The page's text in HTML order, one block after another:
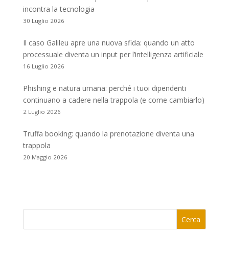
incontra la tecnologia
30 Luglio 2026
Il caso Galileu apre una nuova sfida: quando un atto
processuale diventa un input per l’intelligenza artificiale
16 Luglio 2026
Phishing e natura umana: perché i tuoi dipendenti
continuano a cadere nella trappola (e come cambiarlo)
2 Luglio 2026
Truffa booking: quando la prenotazione diventa una
trappola
20 Maggio 2026
Cerca